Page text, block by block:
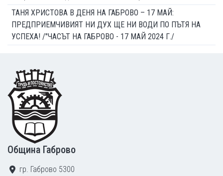
ТАНЯ ХРИСТОВА В ДЕНЯ НА ГАБРОВО – 17 МАЙ:
ПРЕДПРИЕМЧИВИЯТ НИ ДУХ ЩЕ НИ ВОДИ ПО ПЪТЯ НА
УСПЕХА! /"ЧАСЪТ НА ГАБРОВО - 17 МАЙ 2024 Г./
Footer
Община Габрово
гр. Габрово 5300